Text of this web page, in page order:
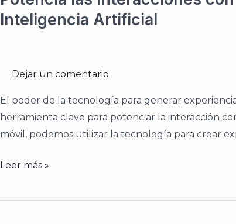
Inteligencia Artificial
Dejar un comentario
El poder de la tecnología para generar
herramienta clave para potenciar la interacción
móvil, podemos utilizar la tecnología para crear
las
interacciones
clientes
utilizando
la
tecnología
la
Artificial
Leer más »